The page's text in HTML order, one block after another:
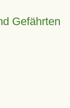
Gefährten